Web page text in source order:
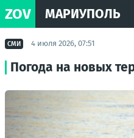
ZOV МАРИУПОЛЬ
СМИ 4 июля 2026, 07:51
Погода на новых